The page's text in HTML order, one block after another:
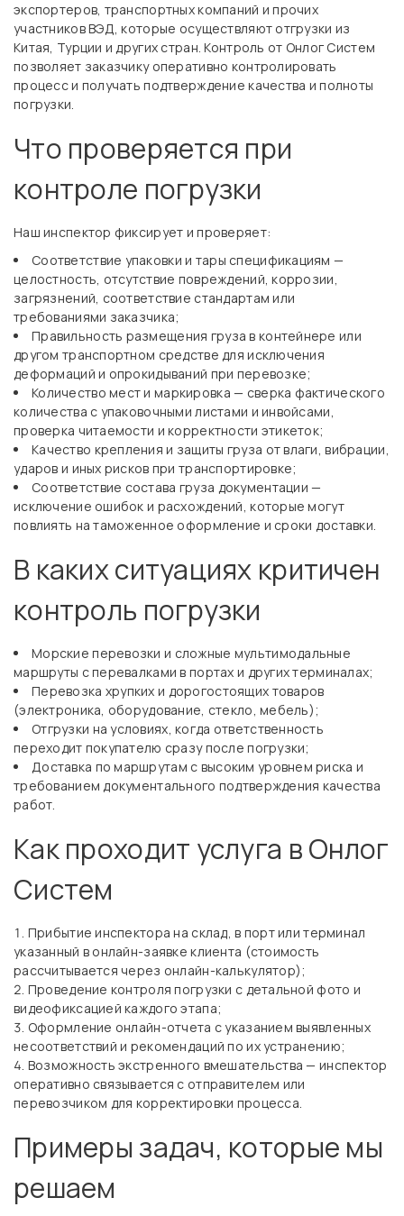
экспортеров, транспортных компаний и прочих
участников ВЭД, которые осуществляют отгрузки из
Китая, Турции и других стран. Контроль от Онлог Систем
позволяет заказчику оперативно контролировать
процесс и получать подтверждение качества и полноты
погрузки.
Что проверяется при
контроле погрузки
Наш инспектор фиксирует и проверяет:
Соответствие упаковки и тары спецификациям —
целостность, отсутствие повреждений, коррозии,
загрязнений, соответствие стандартам или
требованиями заказчика;
Правильность размещения груза в контейнере или
другом транспортном средстве для исключения
деформаций и опрокидываний при перевозке;
Количество мест и маркировка — сверка фактического
количества с упаковочными листами и инвойсами,
проверка читаемости и корректности этикеток;
Качество крепления и защиты груза от влаги, вибрации,
ударов и иных рисков при транспортировке;
Соответствие состава груза документации —
исключение ошибок и расхождений, которые могут
повлиять на таможенное оформление и сроки доставки.
В каких ситуациях критичен
контроль погрузки
Морские перевозки и сложные мультимодальные
маршруты с перевалками в портах и других терминалах;
Перевозка хрупких и дорогостоящих товаров
(электроника, оборудование, стекло, мебель);
Отгрузки на условиях, когда ответственность
переходит покупателю сразу после погрузки;
Доставка по маршрутам с высоким уровнем риска и
требованием документального подтверждения качества
работ.
Как проходит услуга в Онлог
Систем
Прибытие инспектора на склад, в порт или терминал
указанный в онлайн-заявке клиента (стоимость
рассчитывается через онлайн-калькулятор);
Проведение контроля погрузки с детальной фото и
видеофиксацией каждого этапа;
Оформление онлайн-отчета с указанием выявленных
несоответствий и рекомендаций по их устранению;
Возможность экстренного вмешательства — инспектор
оперативно связывается с отправителем или
перевозчиком для корректировки процесса.
Примеры задач, которые мы
решаем